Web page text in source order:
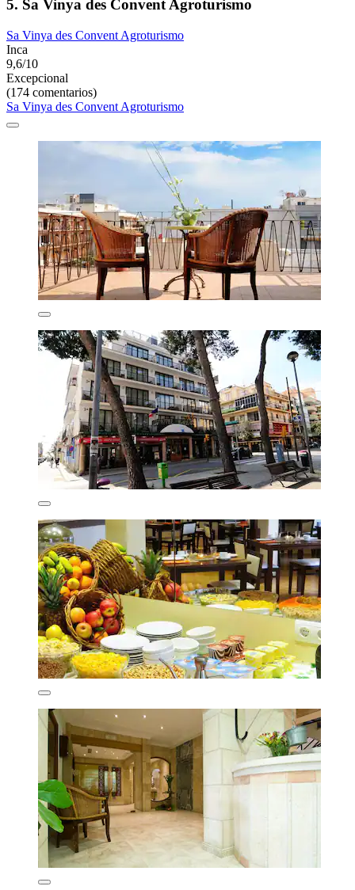
5. Sa Vinya des Convent Agroturismo
Sa Vinya des Convent Agroturismo
Inca
9,6/10
Excepcional
(174 comentarios)
Sa Vinya des Convent Agroturismo